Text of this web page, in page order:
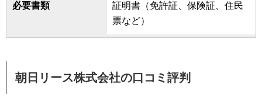
必要書類
証明書（免許証、保険証、住民
票など）
朝日リース株式会社の口コミ評判